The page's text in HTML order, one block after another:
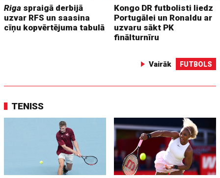
Riga spraigā derbijā
uzvar RFS un saasina
cīņu kopvērtējuma tabulā
Kongo DR futbolisti liedz
Portugālei un Ronaldu ar
uzvaru sākt PK
finālturnīru
Vairāk FUTBOLS
TENISS